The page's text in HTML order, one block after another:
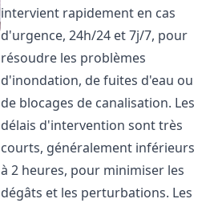
intervient rapidement en cas
d'urgence, 24h/24 et 7j/7, pour
résoudre les problèmes
d'inondation, de fuites d'eau ou
de blocages de canalisation. Les
délais d'intervention sont très
courts, généralement inférieurs
à 2 heures, pour minimiser les
dégâts et les perturbations. Les